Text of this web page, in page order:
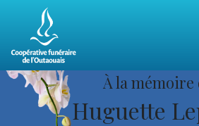
À la mémoire
Huguette